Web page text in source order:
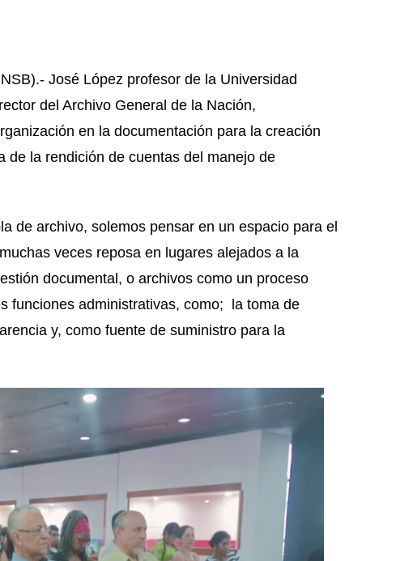
José López profesor de la Universidad
del Archivo General de la Nación,
en la documentación para la creación
de la rendición de cuentas del manejo de
de archivo, solemos pensar en un espacio para el
veces reposa en lugares alejados a la
documental, o archivos como un proceso
funciones administrativas, como; la toma de
y, como fuente de suministro para la